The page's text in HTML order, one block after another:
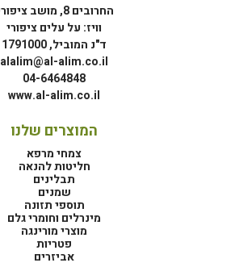
החרובים 8, מושב ציפורי
וויז: על עלים ציפורי
ד"נ המוביל, 1791000
alalim@al-alim.co.il
04-6464848
www.al-alim.co.il
המוצרים שלנו
צמחי מרפא
חליטות להנאה
תבלינים
שמנים
תוספי תזונה
מינרלים וחומרי גלם
מוצרי מורינגה
פטריות
אביזרים